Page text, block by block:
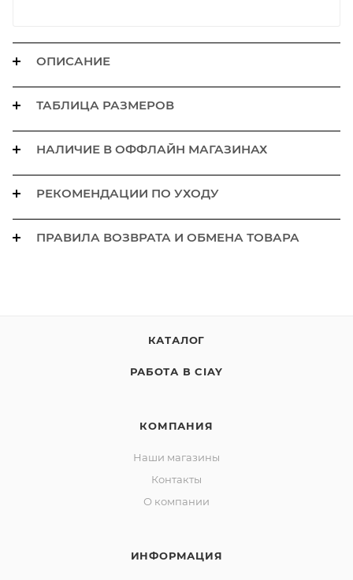
ОПИСАНИЕ
ТАБЛИЦА РАЗМЕРОВ
НАЛИЧИЕ В ОФФЛАЙН МАГАЗИНАХ
РЕКОМЕНДАЦИИ ПО УХОДУ
ПРАВИЛА ВОЗВРАТА И ОБМЕНА ТОВАРА
КАТАЛОГ
РАБОТА В CIAY
КОМПАНИЯ
Наши магазины
Контакты
О компании
ИНФОРМАЦИЯ